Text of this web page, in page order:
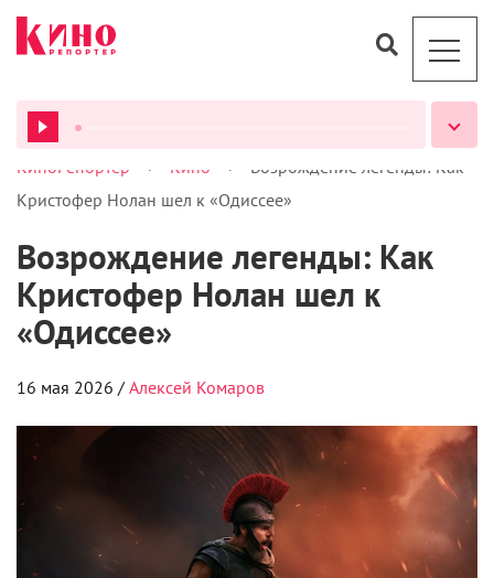
ВСЕ
КиноРепортер > Кино >
Возрождение легенды: Как
Кристофер Нолан шел к «Одиссее»
Возрождение легенды: Как
Кристофер Нолан шел к
«Одиссее»
16 мая 2026 / Алексей Комаров